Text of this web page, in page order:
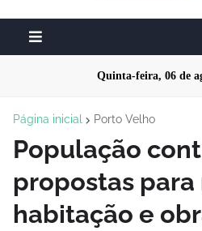
Quinta-feira, 06 de
Página inicial Porto Velho
População
propostas
habitação e